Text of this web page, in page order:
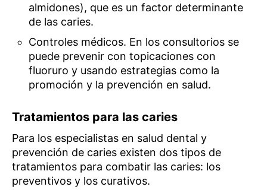
almidones), que es un factor determinante
de las caries.
Controles médicos. En los consultorios se
puede prevenir con topicaciones con
fluoruro y usando estrategias como la
promoción y la prevención en salud.
Tratamientos para las caries
Para los especialistas en salud dental y
prevención de caries existen dos tipos de
tratamientos para combatir las caries: los
preventivos y los curativos.